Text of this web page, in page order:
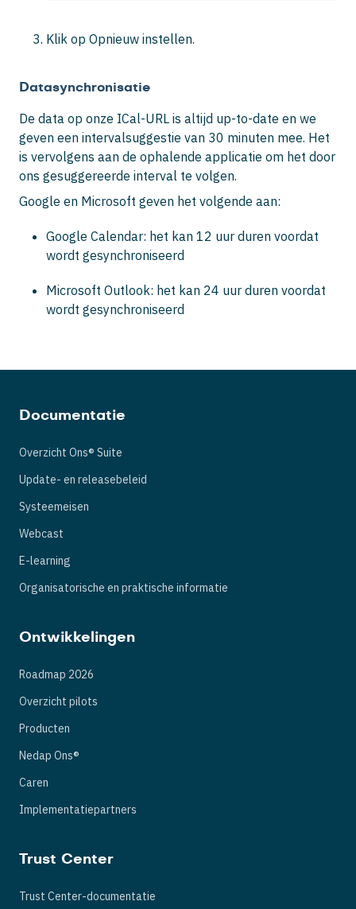
Klik op Opnieuw instellen.
Datasynchronisatie
De data op onze ICal-URL is altijd up-to-date en we
geven een intervalsuggestie van 30 minuten mee. Het
is vervolgens aan de ophalende applicatie om het door
ons gesuggereerde interval te volgen.
Google en Microsoft geven het volgende aan:
Google Calendar: het kan 12 uur duren voordat
wordt gesynchroniseerd
Microsoft Outlook: het kan 24 uur duren voordat
wordt gesynchroniseerd
Documentatie
Overzicht Ons® Suite
Update- en releasebeleid
Systeemeisen
Webcast
E-learning
Organisatorische en praktische informatie
Ontwikkelingen
Roadmap 2026
Overzicht pilots
Producten
Nedap Ons®
Caren
Implementatiepartners
Trust Center
Trust Center-documentatie